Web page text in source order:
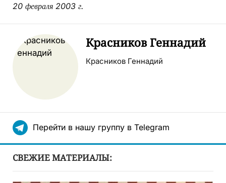
20 февраля 2003 г.
Красников Геннадий
Красников Геннадий
Перейти в нашу группу в Telegram
СВЕЖИЕ МАТЕРИАЛЫ: